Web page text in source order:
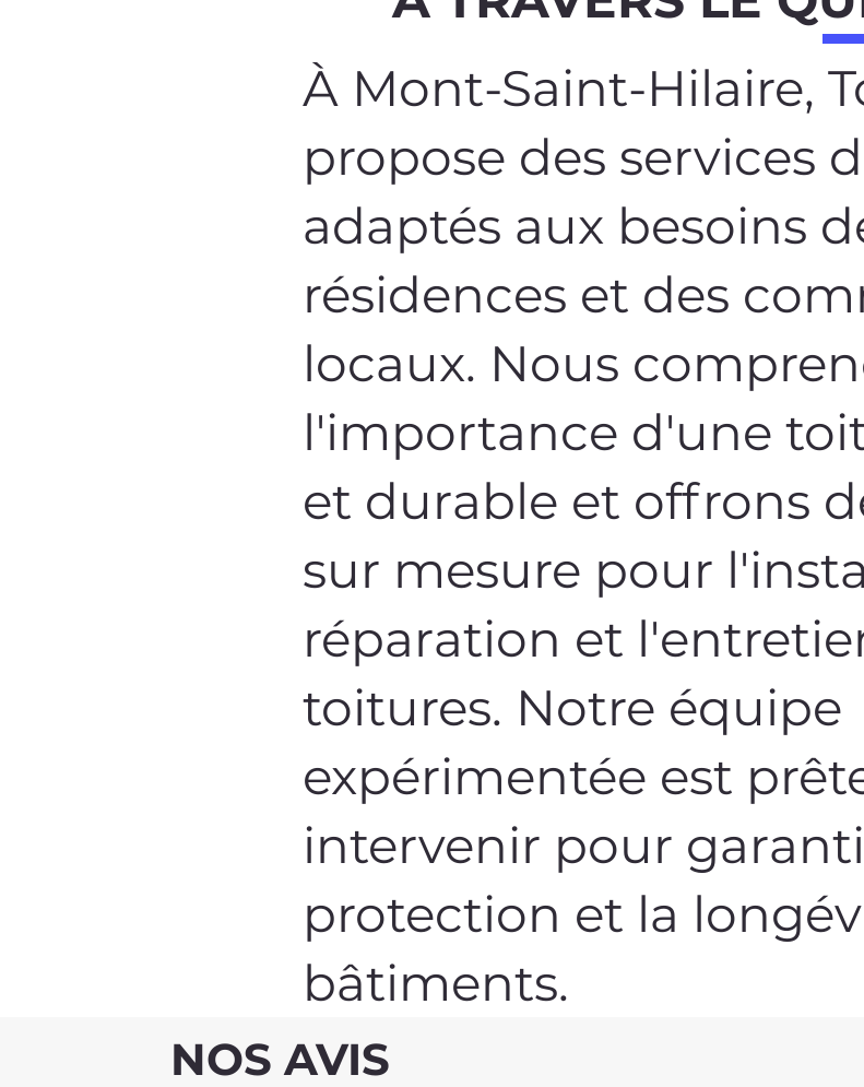
À Mont-Saint-Hilaire,
propose des services
adaptés aux besoins
résidences et des
locaux. Nous
l'importance d'une
et durable et offrons
sur mesure pour
réparation et
toitures. Notre équipe
expérimentée est
intervenir pour
protection et la
bâtiments.
NOS AVIS